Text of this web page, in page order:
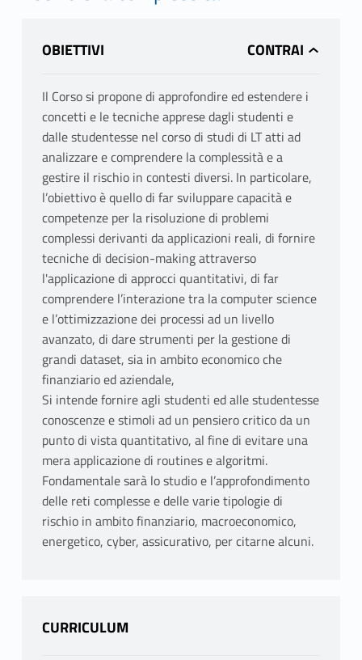
OBIETTIVI
Il Corso si propone di approfondire ed estendere i
concetti e le tecniche apprese dagli studenti e
dalle studentesse nel corso di studi di LT atti ad
analizzare e comprendere la complessità e a
gestire il rischio in contesti diversi. In particolare,
l’obiettivo è quello di far sviluppare capacità e
competenze per la risoluzione di problemi
complessi derivanti da applicazioni reali, di fornire
tecniche di decision-making attraverso
l'applicazione di approcci quantitativi, di far
comprendere l’interazione tra la computer science
e l’ottimizzazione dei processi ad un livello
avanzato, di dare strumenti per la gestione di
grandi dataset, sia in ambito economico che
finanziario ed aziendale,
Si intende fornire agli studenti ed alle studentesse
conoscenze e stimoli ad un pensiero critico da un
punto di vista quantitativo, al fine di evitare una
mera applicazione di routines e algoritmi.
Fondamentale sarà lo studio e l’approfondimento
delle reti complesse e delle varie tipologie di
rischio in ambito finanziario, macroeconomico,
energetico, cyber, assicurativo, per citarne alcuni.
CURRICULUM